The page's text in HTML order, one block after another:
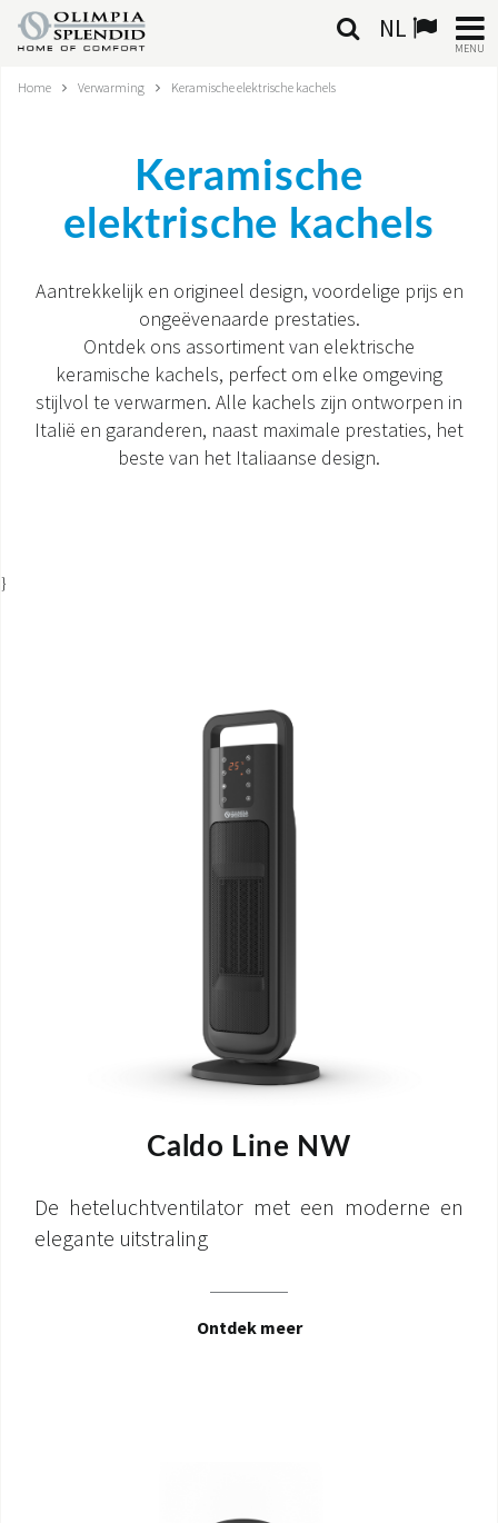
NL
MENU
NEDERLANDSE
KLIMAATREGELING
LUCHTBEHANDELING
GEÏNTEGREERDE SYSTEMEN
CONTACTEN
Home Verwarming Keramische elektrische kachels
Keramische
elektrische kachels
Aantrekkelijk en origineel design, voordelige prijs en
ongeëvenaarde prestaties.
Ontdek ons assortiment van elektrische
keramische kachels, perfect om elke omgeving
stijlvol te verwarmen. Alle kachels zijn ontworpen in
Italië en garanderen, naast maximale prestaties, het
beste van het Italiaanse design.
}
Caldo Line NW
De heteluchtventilator met een moderne en
elegante uitstraling
Ontdek meer